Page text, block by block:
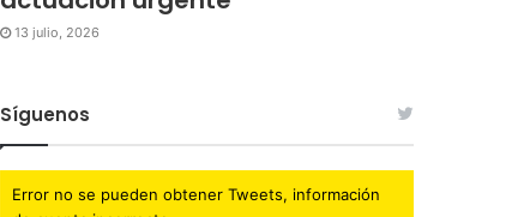
13 julio, 2026
Síguenos
Error no se pueden obtener Tweets, información